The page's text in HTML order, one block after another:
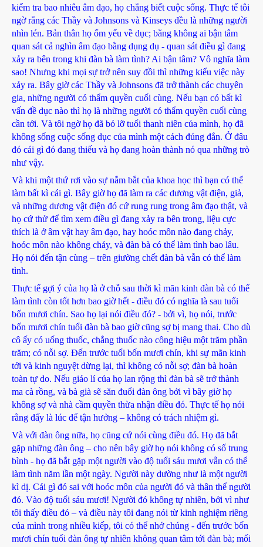
kiểm tra bao nhiêu âm đạo, họ chẳng biết cuộc sống. Thực tế tôi
ngờ rằng các Thầy và Johnsons và Kinseys đều là những người
nhìn lén. Bản thân họ ốm yếu về dục; bằng không ai bận tâm
quan sát cả nghìn âm đạo bằng dụng dụ - quan sát điều gì đang
xảy ra bên trong khi đàn bà làm tình? Ai bận tâm? Vô nghĩa làm
sao! Nhưng khi mọi sự trở nên suy đồi thì những kiểu việc này
xảy ra. Bây giờ các Thầy và Johnsons đã trở thành các chuyên
gia, những người có thẩm quyền cuối cùng. Nếu bạn có bất kì
vấn đề dục nào thì họ là những người có thẩm quyền cuối cùng
cần tới. Và tôi ngờ họ đã bỏ lỡ tuổi thanh niên của mình, họ đã
không sống cuộc sống dục của mình một cách đúng đắn. Ở đâu
đó cái gì đó đang thiếu và họ đang hoàn thành nó qua những trò
như vậy.
Và khi một thứ rơi vào sự nắm bắt của khoa học thì bạn có thể
làm bất kì cái gì. Bây giờ họ đã làm ra các dương vật điện, giả,
và những dương vật điện đó cứ rung rung trong âm đạo thật, và
họ cứ thử để tìm xem điều gì đang xảy ra bên trong, liệu cực
thích là ở âm vật hay âm đạo, hay hoóc môn nào đang chảy,
hoóc môn nào không chảy, và đàn bà có thể làm tình bao lâu.
Họ nói đến tận cùng – trên giường chết đàn bà vẫn có thể làm
tình.
Thực tế gợi ý của họ là ở chỗ sau thời kì mãn kinh đàn bà có thể
làm tình còn tốt hơn bao giờ hết - điều đó có nghĩa là sau tuổi
bốn mươi chín. Sao họ lại nói điều đó? - bởi vì, họ nói, trước
bốn mươi chín tuổi đàn bà bao giờ cũng sợ bị mang thai. Cho dù
cô ấy có uống thuốc, chẳng thuốc nào công hiệu một trăm phần
trăm; có nỗi sợ. Đến trước tuổi bốn mươi chín, khi sự mãn kinh
tới và kinh nguyệt dừng lại, thì không có nỗi sợ; đàn bà hoàn
toàn tự do. Nếu giáo lí của họ lan rộng thì đàn bà sẽ trở thành
ma cà rồng, và bà già sẽ săn đuổi đàn ông bởi vì bây giờ họ
không sợ và nhà cầm quyền thừa nhận điều đó. Thực tế họ nói
rằng đấy là lúc để tận hưởng – không có trách nhiệm gì.
Và với đàn ông nữa, họ cũng cứ nói cùng điều đó. Họ đã bắt
gặp những đàn ông – cho nên bây giờ họ nói không có số trung
bình - họ đã bắt gặp một người vào độ tuổi sáu mươi vẫn có thể
làm tình năm lần một ngày. Người này dường như là một người
kì dị. Cái gì đó sai với hoóc môn của người đó và thân thể người
đó. Vào độ tuổi sáu mươi! Người đó không tự nhiên, bởi vì như
tôi thấy điều đó – và điều này tôi đang nói từ kinh nghiệm riêng
của mình trong nhiều kiếp, tôi có thể nhớ chúng - đến trước bốn
mươi chín tuổi đàn ông tự nhiên không quan tâm tới đàn bà; mối